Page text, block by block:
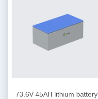
73.6V 45AH lithium battery